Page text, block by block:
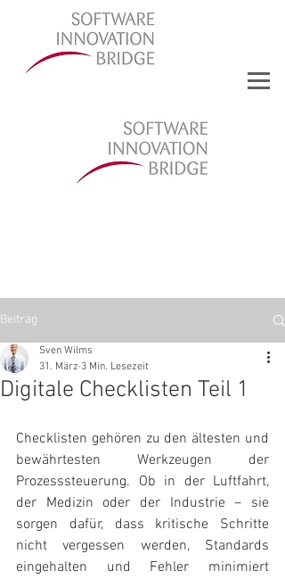
Beitrag
Digitale Checklisten Teil 1
Sven Wilms
31. März 3 Min. Lesezeit
Checklisten gehören zu den ältesten und
bewährtesten Werkzeugen der
Prozesssteuerung. Ob in der Luftfahrt,
der Medizin oder der Industrie – sie
sorgen dafür, dass kritische Schritte
nicht vergessen werden, Standards
eingehalten und Fehler minimiert